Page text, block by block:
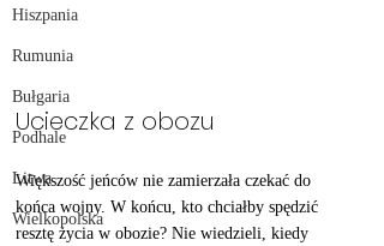
Hiszpania
Rumunia
Bułgaria
Podhale
Litwa
Wielkopolska
Ucieczka z obozu
Większość jeńców nie zamierzała czekać do
końca wojny. W końcu, kto chciałby spędzić
resztę życia w obozie? Nie wiedzieli, kiedy